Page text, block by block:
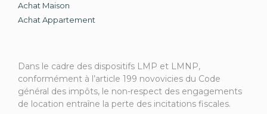
Achat Maison
Achat Appartement
Dans le cadre des dispositifs LMP et LMNP,
conformément à l’article 199 novovicies du Code
général des impôts, le non-respect des engagements
de location entraîne la perte des incitations fiscales.